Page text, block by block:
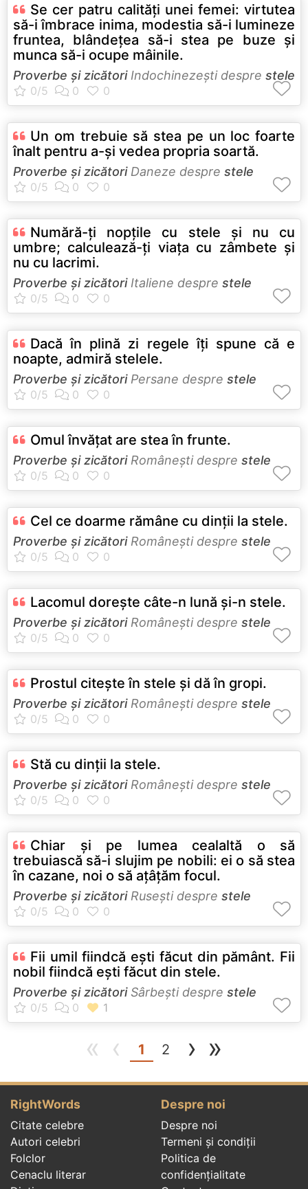
Se cer patru calităţi unei femei: virtutea
să-i îmbrace inima, modestia să-i lumineze
fruntea, blândeţea să-i stea pe buze şi
munca să-i ocupe mâinile.
Proverbe și zicătoriIndochinezeşti despre stele
Un om trebuie să stea pe un loc foarte
înalt pentru a-şi vedea propria soartă.
Proverbe și zicătoriDaneze despre stele
Numără-ţi nopţile cu stele şi nu cu
umbre; calculează-ţi viaţa cu zâmbete şi
nu cu lacrimi.
Proverbe și zicătoriItaliene despre stele
Dacă în plină zi regele îţi spune că e
noapte, admiră stelele.
Proverbe și zicătoriPersane despre stele
Omul învăţat are stea în frunte.
Proverbe și zicătoriRomâneşti despre stele
Cel ce doarme rămâne cu dinţii la stele.
Proverbe și zicătoriRomâneşti despre stele
Lacomul doreşte câte-n lună şi-n stele.
Proverbe și zicătoriRomâneşti despre stele
Prostul citeşte în stele şi dă în gropi.
Proverbe și zicătoriRomâneşti despre stele
Stă cu dinţii la stele.
Proverbe și zicătoriRomâneşti despre stele
Chiar şi pe lumea cealaltă o să
trebuiască să-i slujim pe nobili: ei o să stea
în cazane, noi o să aţâţăm focul.
Proverbe și zicătoriRuseşti despre stele
Fii umil fiindcă eşti făcut din pământ. Fii
nobil fiindcă eşti făcut din stele.
Proverbe și zicătoriSârbeşti despre stele
« ‹ 1 (current)
2 › »
RightWords
Citate celebre
Autori celebri
Folclor
Cenaclu literar
Despre noi
Despre noi
Termeni și condiții
Politica de
confidenţialitate